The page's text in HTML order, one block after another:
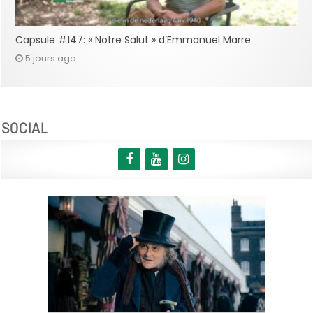
Capsule #147: « Notre Salut » d’Emmanuel Marre
5 jours ago
SOCIAL